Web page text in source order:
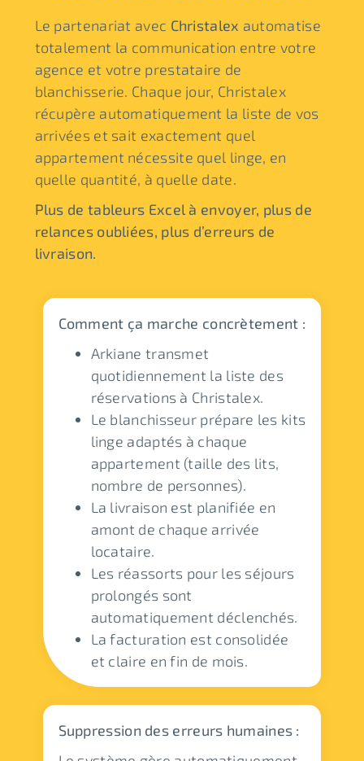
Le partenariat avec Christalex automatise
totalement la communication entre votre
agence et votre prestataire de
blanchisserie. Chaque jour, Christalex
récupère automatiquement la liste de vos
arrivées et sait exactement quel
appartement nécessite quel linge, en
quelle quantité, à quelle date.
Plus de tableurs Excel à envoyer, plus de
relances oubliées, plus d’erreurs de
livraison.
Comment ça marche concrètement :
Arkiane transmet
quotidiennement la liste des
réservations à Christalex.
Le blanchisseur prépare les kits
linge adaptés à chaque
appartement (taille des lits,
nombre de personnes).
La livraison est planifiée en
amont de chaque arrivée
locataire.
Les réassorts pour les séjours
prolongés sont
automatiquement déclenchés.
La facturation est consolidée
et claire en fin de mois.
Suppression des erreurs humaines :